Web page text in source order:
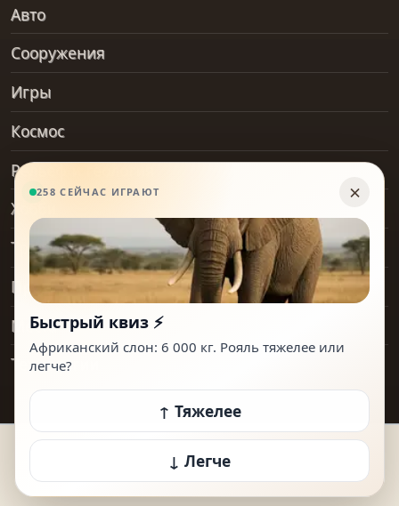
Авто
Сооружения
Игры
Космос
Рельеф и геология
Хобби
Транспорт
Предметы
Места
Технологии
© 2026 How Heavy Is It. Все права защищены.